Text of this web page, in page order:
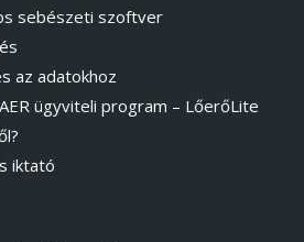
sebészeti szoftver
az adatokhoz
ügyviteli program – LőerőLite
iktató